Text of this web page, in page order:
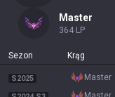
master
364 LP
Sezon Krąg
S2025 master